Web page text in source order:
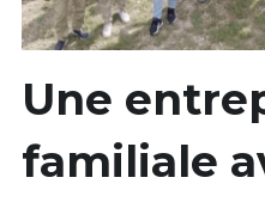
Une
familiale